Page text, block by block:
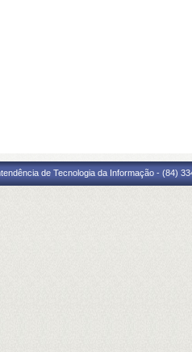
de Tecnologia da Informação - (84)